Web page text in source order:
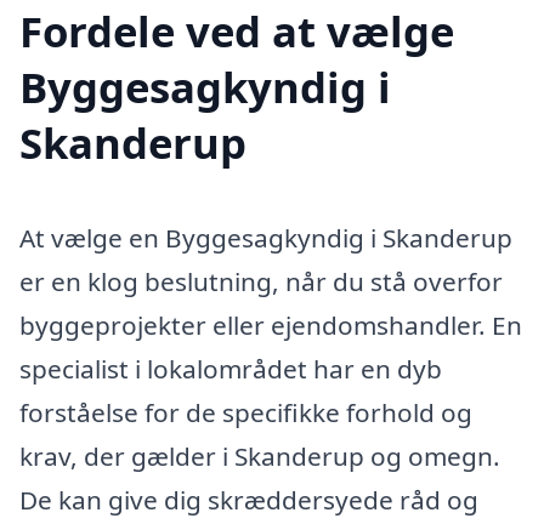
Fordele ved at vælge
Byggesagkyndig i
Skanderup
At vælge en Byggesagkyndig i Skanderup
er en klog beslutning, når du stå overfor
byggeprojekter eller ejendomshandler. En
specialist i lokalområdet har en dyb
forståelse for de specifikke forhold og
krav, der gælder i Skanderup og omegn.
De kan give dig skræddersyede råd og